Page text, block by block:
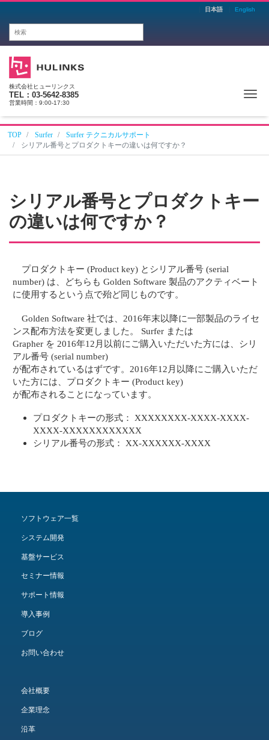
日本語 English
株式会社ヒューリンクス
TEL：03-5642-8385
営業時間：9:00-17:30
TOP Surfer
Surfer テクニカルサポート
シリアル番号とプロダクトキーの違いは何ですか？
シリアル番号とプロダクトキー
の違いは何ですか？
プロダクトキー (Product key) とシリアル番号 (serial
number) は、どちらも Golden Software 製品のアクティベート
に使用するという点で殆ど同じものです。
Golden Software 社では、2016年末以降に一部製品のライセ
ンス配布方法を変更しました。 Surfer または
Grapher を 2016年12月以前にご購入いただいた方には、シリ
アル番号 (serial number)
が配布されているはずです。2016年12月以降にご購入いただ
いた方には、プロダクトキー (Product key)
が配布されることになっています。
プロダクトキーの形式： XXXXXXXX-XXXX-XXXX-
XXXX-XXXXXXXXXXXX
シリアル番号の形式： XX-XXXXXX-XXXX
ソフトウェア一覧
システム開発
基盤サービス
セミナー情報
サポート情報
導入事例
ブログ
お問い合わせ
会社概要
企業理念
沿革